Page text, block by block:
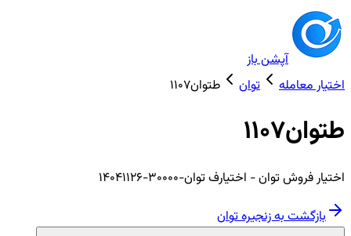
آپشن باز
اختیار معامله
توان طتوان1107
طتوان1107
اختیارفروشتوان- اختیارف توان-30000-14041126
بازگشت به زنجیرهتوان